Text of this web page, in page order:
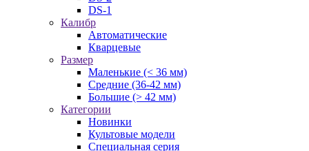
DS-1
Калибр
Автоматические
Кварцевые
Размер
Маленькие (< 36 мм)
Средние (36-42 мм)
Большие (> 42 мм)
Категории
Новинки
Культовые модели
Специальная серия